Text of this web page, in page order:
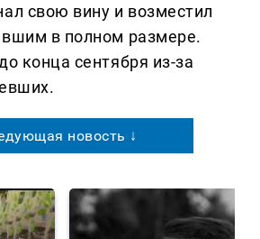
свою вину и возместил
в полном paзмере.
конца сентября из-за
новость ↓